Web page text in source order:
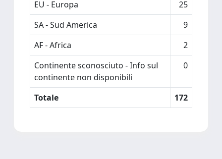
EU - Europa
25
SA - Sud America
9
AF - Africa
2
Continente sconosciuto - Info sul
continente non disponibili
0
Totale 172